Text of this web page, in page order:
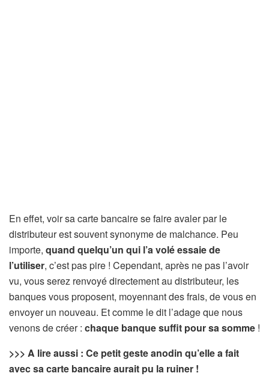
En effet, voir sa carte bancaire se faire avaler par le
distributeur est souvent synonyme de malchance. Peu
importe, quand quelqu’un qui l’a volé essaie de
l’utiliser, c’est pas pire ! Cependant, après ne pas l’avoir
vu, vous serez renvoyé directement au distributeur, les
banques vous proposent, moyennant des frais, de vous en
envoyer un nouveau. Et comme le dit l’adage que nous
venons de créer : chaque banque suffit pour sa somme !
>>> A lire aussi : Ce petit geste anodin qu’elle a fait
avec sa carte bancaire aurait pu la ruiner !